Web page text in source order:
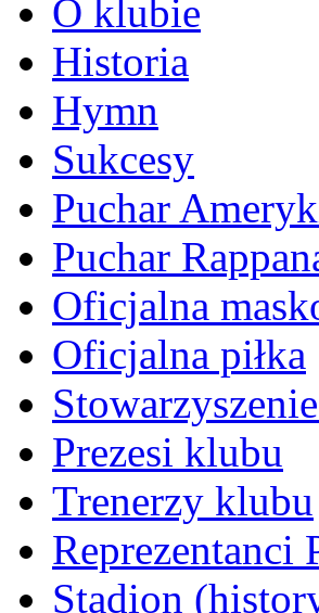
O klubie
Historia
Hymn
Sukcesy
Puchar
Puchar
Oficjalna
Oficjalna piłka
Prezesi klubu
Trenerzy klubu
Reprezentanci
Stadion